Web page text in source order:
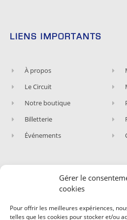
Gérer le
cookies
Pour offrir les meilleures expériences,
telles que les cookies pour stocker et/ou
LIENS IMPORTANTS
À propos
Le Circuit
Notre boutique
Billetterie
Événements
ABONNEZ-VOUS À
Cours !